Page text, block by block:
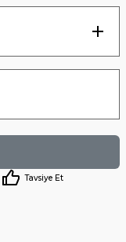
Tavsiye Et